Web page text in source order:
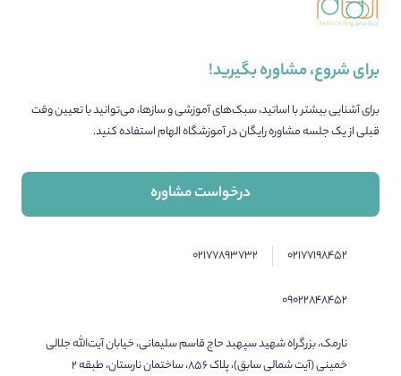
برای شروع، مشاوره بگیرید!
برای آشنایی بیشتر با اساتید، سبک‌های آموزشی و سازها، می‌توانید با تعیین وقت
قبلی از یک جلسه مشاوره رایگان در آموزشگاه الهام استفاده کنید.
درخواست مشاوره
۰۲۱۷۷۱۹۸۴۵۲ ۰۲۱۷۷۸۹۳۷۳۲
۰۹۰۲۲۸۴۸۴۵۲
نارمک، بزرگراه شهید سپهبد حاج قاسم سلیمانی، خیابان آیت‌الله جلالی
خمینی (آیت شمالی سابق)، پلاک ۸۵۶، ساختمان نارستان، طبقه ۲